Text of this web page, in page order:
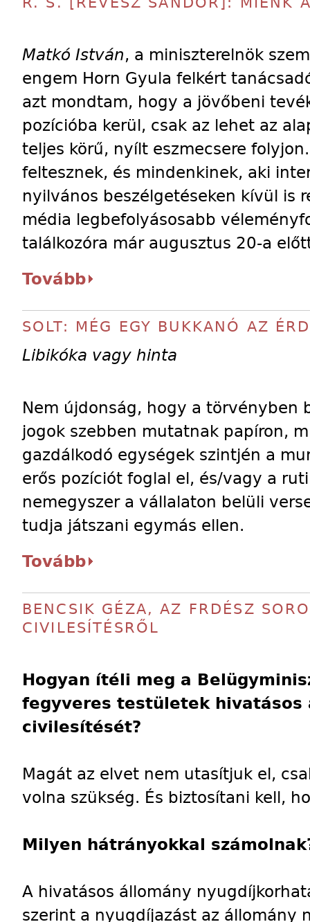
Matkó István, a miniszterelnök
engem Horn Gyula felkért
azt mondtam, hogy a jövőbeni
pozícióba kerül, csak az lehet az
teljes körű, nyílt eszmecsere
feltesznek, és mindenkinek, aki
nyilvános beszélgetéseken kívül is
média legbefolyásosabb
találkozóra már augusztus 20-a
Tovább
SOLT: MÉG EGY BUKKANÓ AZ
Libikóka vagy hinta
Nem újdonság, hogy a törvényben
jogok szebben mutatnak papíron,
gazdálkodó egységek szintjén a
erős pozíciót foglal el, és/vagy a
nemegyszer a vállalaton belüli
tudja játszani egymás ellen.
Tovább
BENCSIK GÉZA, AZ FRDÉSZ
CIVILESÍTÉSRŐL
Hogyan ítéli meg a
fegyveres testületek hivatásos
civilesítését?
Magát az elvet nem utasítjuk el,
volna szükség. És biztosítani kell,
Milyen hátrányokkal
A hivatásos állomány
szerint a nyugdíjazást az állomány